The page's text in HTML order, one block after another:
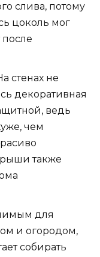
слива, потому
цоколь мог
после
стенах не
декоративная
ведь
чем
также
для
и огородом,
собирать